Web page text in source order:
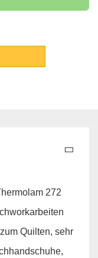
272
Quilten, sehr